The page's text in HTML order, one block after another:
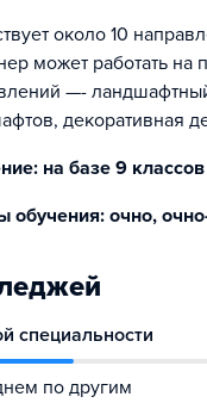
около 10
может работать
—-
декоративная
на базе 9 классов
очно,
специальности
по другим